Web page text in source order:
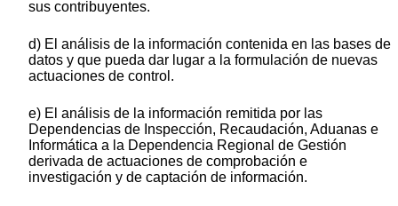
sus contribuyentes.
d) El análisis de la información contenida en las bases de
datos y que pueda dar lugar a la formulación de nuevas
actuaciones de control.
e) El análisis de la información remitida por las
Dependencias de Inspección, Recaudación, Aduanas e
Informática a la Dependencia Regional de Gestión
derivada de actuaciones de comprobación e
investigación y de captación de información.